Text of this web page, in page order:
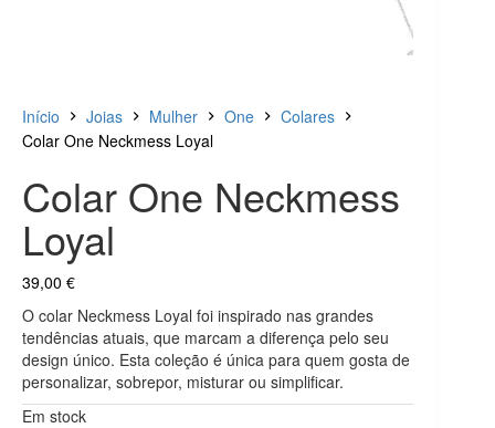
Início Joias Mulher One
Colares
Colar One Neckmess Loyal
Colar One Neckmess
Loyal
39,00 €
O colar Neckmess Loyal foi inspirado nas grandes
tendências atuais, que marcam a diferença pelo seu
design único. Esta coleção é única para quem gosta de
personalizar, sobrepor, misturar ou simplificar.
Em stock